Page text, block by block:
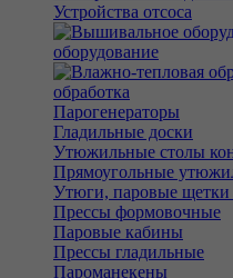
Устройства отсоса
оборудование
обработка
Парогенераторы
Гладильные доски
Утюжильные столы
Прямоугольные
Утюги, паровые щетки
Прессы формовочные
Паровые кабины
Прессы гладильные
Пароманекены